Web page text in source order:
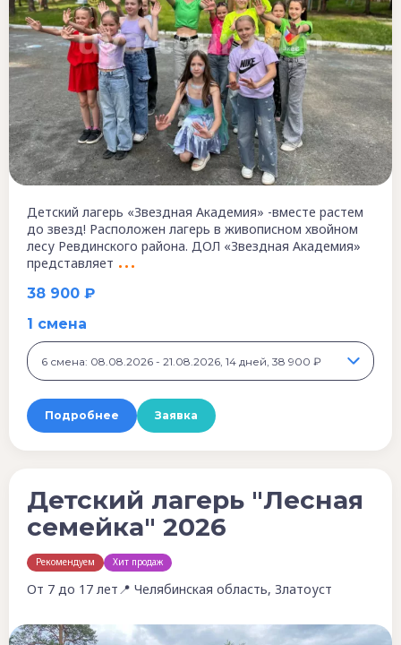
38 900 ₽
Детский лагерь «Звездная Академия» -вместе растем
до звезд! Расположен лагерь в живописном хвойном
лесу Ревдинского района. ДОЛ «Звездная Академия»
представляет
1 смена
6 смена: 08.08.2026 - 21.08.2026, 14 дней, 38 900 ₽
Подробнее Заявка
Детский лагерь "Лесная
семейка" 2026
Рекомендуем Хит продаж
От 7 до 17 лет📍 Челябинская область, Златоуст